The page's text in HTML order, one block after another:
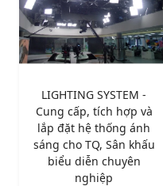
LIGHTING SYSTEM -
Cung cấp, tích hợp và
lắp đặt hệ thống ánh
sáng cho TQ, Sân khấu
biểu diễn chuyên
nghiệp